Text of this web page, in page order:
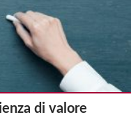
di valore